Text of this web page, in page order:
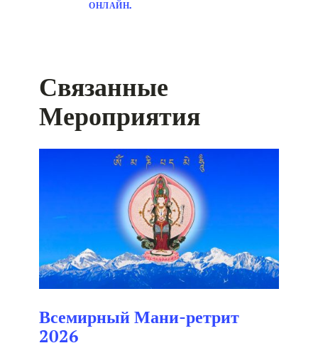
ОНЛАЙН.
Связанные
Мероприятия
Всемирный Мани-ретрит
2026